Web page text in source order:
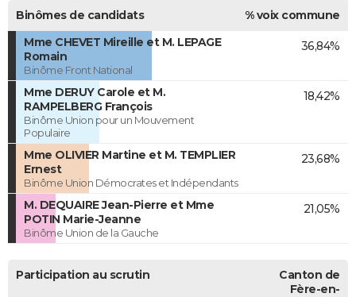
Binômes de candidats
% voix commune
Mme CHEVET Mireille et M. LEPAGE
Romain
Binôme Front National
36,84%
Mme DERUY Carole et M.
RAMPELBERG François
Binôme Union pour un Mouvement
Populaire
18,42%
Mme OLIVIER Martine et M. TEMPLIER
Ernest
Binôme Union Démocrates et Indépendants
23,68%
M. DEQUAIRE Jean-Pierre et Mme
POTIN Marie-Jeanne
Binôme Union de la Gauche
21,05%
Participation au scrutin
Canton de
Fère-en-